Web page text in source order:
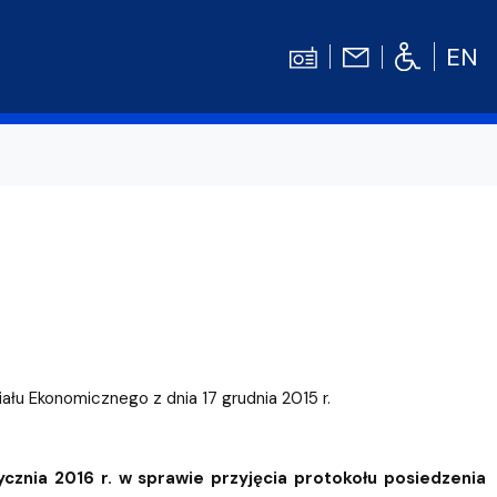
EN
Centrum Języków Obcych UG
Ekonomicznego z dnia 17 grudnia 2015 r.
2016 r. w sprawie przyjęcia protokołu posiedzenia